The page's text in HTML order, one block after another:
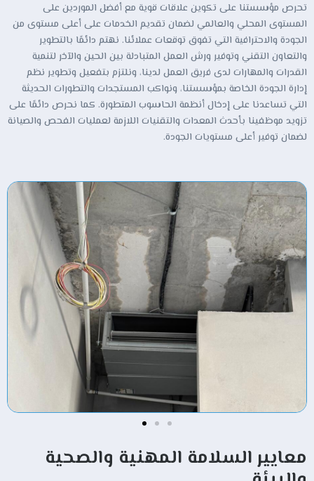
تحرص مؤسستنا على تكوين علاقات قوية مع أفضل الموردين على
المستوى المحلي والعالمي لضمان تقديم الخدمات على أعلى مستوى من
الجودة والاحترافية التي تفوق توقعات عملائنا. نهتم دائمًا بالتطوير
والتعاون التقني وتوفير ورش العمل المتبادلة بين الحين والآخر لتنمية
القدرات والمهارات لدى فريق العمل لدينا، ونلتزم بتفعيل وتطوير نظم
إدارة الجودة الخاصة بمؤسستنا، ونواكب المستجدات والتطورات الحديثة
التي تساعدنا على إدخال أنظمة الحاسوب المتطورة. كما نحرص دائمًا على
تزويد موظفينا بأحدث المعدات والتقنيات اللازمة لعمليات الفحص والصيانة
لضمان توفير أعلى مستويات الجودة.
معايير السلامة المهنية والصحية